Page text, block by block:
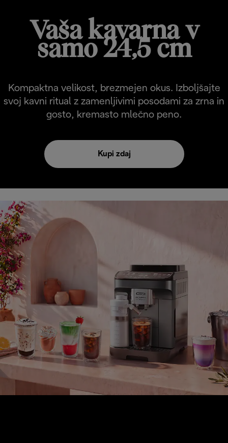
Vaša kavarna v
samo 24,5 cm
Kompaktna velikost, brezmejen okus. Izboljšajte
svoj kavni ritual z zamenljivimi posodami za zrna in
gosto, kremasto mlečno peno.
Kupi zdaj